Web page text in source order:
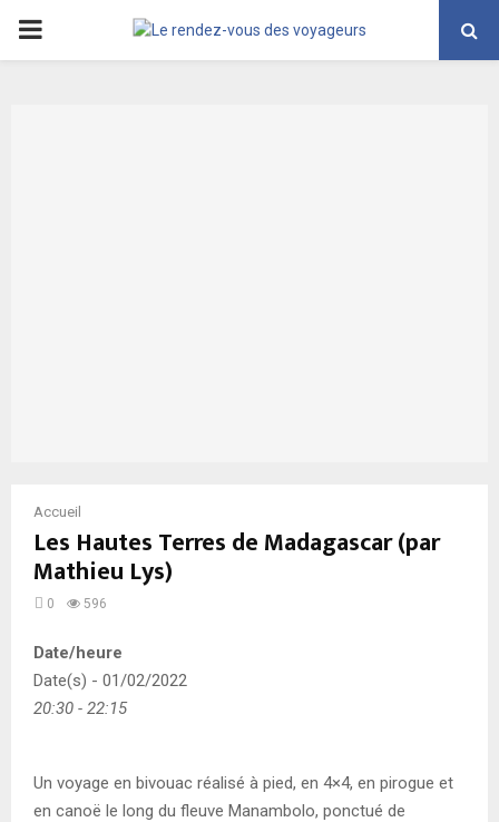
PRIMARY
Accueil
Les Hautes Terres de Madagascar (par
Mathieu Lys)
0 596
Date/heure
Date(s) - 01/02/2022
20:30 - 22:15
Un voyage en bivouac réalisé à pied, en 4×4, en pirogue et
en canoë le long du fleuve Manambolo, ponctué de